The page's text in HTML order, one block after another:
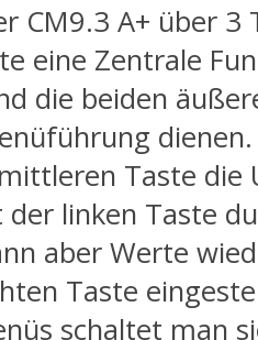
CM9.3 A+ über 3
eine Zentrale
die beiden
Taste die
linken Taste
aber Werte
Taste
schaltet man